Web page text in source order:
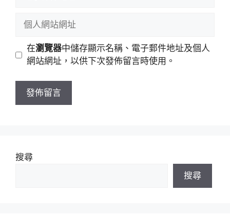
址
站
址
在瀏覽器中儲存顯示名稱、電子郵件地址及個人
網站網址，以供下次發佈留言時使用。
搜尋
搜尋